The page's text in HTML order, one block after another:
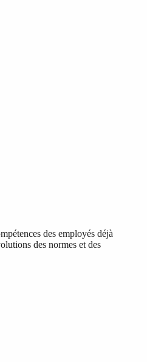
des employés déjà
des normes et des